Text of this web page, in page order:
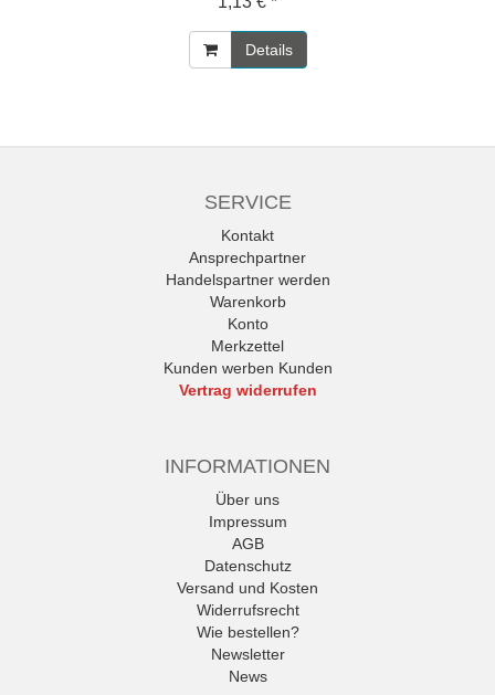
Details
SERVICE
Kontakt
Ansprechpartner
Handelspartner werden
Warenkorb
Konto
Merkzettel
Kunden werben Kunden
Vertrag widerrufen
INFORMATIONEN
Über uns
Impressum
AGB
Datenschutz
Versand und Kosten
Widerrufsrecht
Wie bestellen?
Newsletter
News